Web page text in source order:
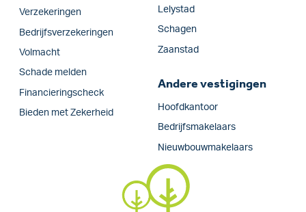
Verzekeringen
Bedrijfs­verzekeringen
Volmacht
Schade melden
Financieringscheck
Bieden met Zekerheid
Lelystad
Schagen
Zaanstad
Andere vestigingen
Hoofdkantoor
Bedrijfsmakelaars
Nieuwbouwmakelaars